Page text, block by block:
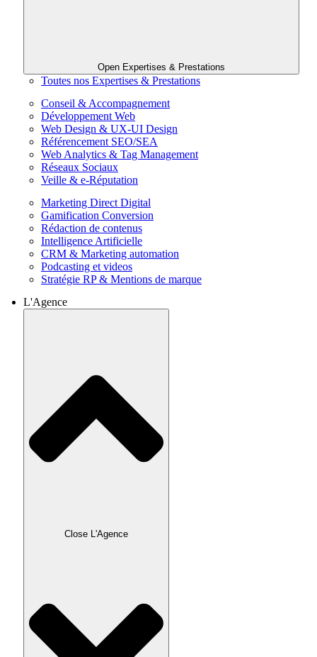
Open Expertises & Prestations
Toutes nos Expertises & Prestations
Conseil & Accompagnement
Développement Web
Web Design & UX-UI Design
Référencement SEO/SEA
Web Analytics & Tag Management
Réseaux Sociaux
Veille & e-Réputation
Marketing Direct Digital
Gamification Conversion
Rédaction de contenus
Intelligence Artificielle
CRM & Marketing automation
Podcasting et videos
Stratégie RP & Mentions de marque
L'Agence
Close L'Agence